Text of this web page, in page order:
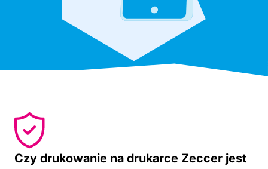
Czy drukowanie na drukarce Zeccer jest